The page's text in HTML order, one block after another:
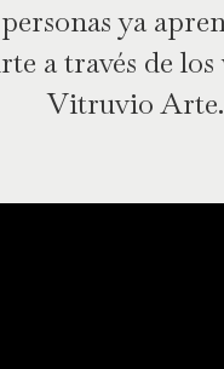
ya
a través de los
Vitruvio Arte.